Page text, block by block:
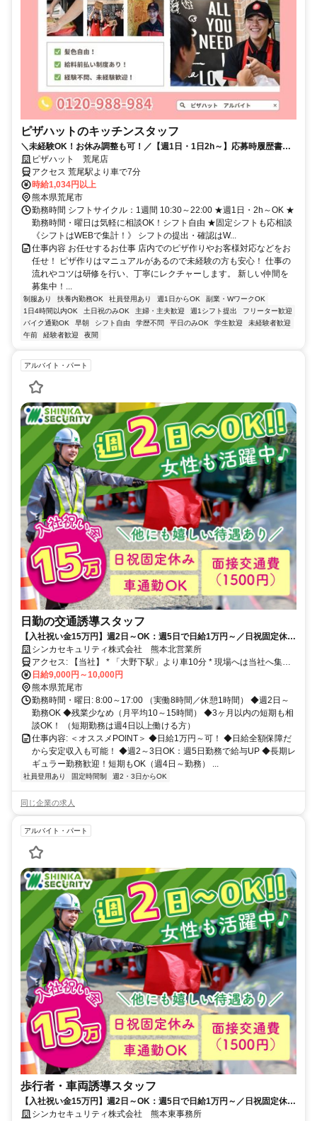
ピザハットのキッチンスタッフ
＼未経験OK！お休み調整も可！／【週1日・1日2h～】応募時履歴書不
要！ピザハット 荒尾店
アクセス 荒尾駅より車で7分
時給1,034円以上
熊本県荒尾市
勤務時間 シフトサイクル：1週間 10:30～22:00 ★週1日・2h～OK ★
勤務時間・曜日は気軽に相談OK！シフト自由 ★固定シフトも応相談
《シフトはWEBで集計！》 シフトの提出・確認はW...
仕事内容 お任せするお仕事 店内でのピザ作りやお客様対応などをお
任せ！ ピザ作りはマニュアルがあるので未経験の方も安心！ 仕事の
流れやコツは研修を行い、丁寧にレクチャーします。 新しい仲間を
募集中！...
制服あり 扶養内勤務OK 社員登用あり 週1日からOK
副業・WワークOK
1日4時間以内OK
土日祝のみOK 主婦・主夫歓迎 週1シフト提出
フリーター歓迎
バイク通勤OK
早朝 シフト自由 学歴不問 平日のみOK 学生歓迎
未経験者歓迎
午前
経験者歓迎 夜間
アルバイト・パート
日勤の交通誘導スタッフ
【入社祝い金15万円】週2日～OK：週5日で日給1万円～／日祝固定休み
／未経験OK／WワークOK／日給全額保障／健康サポートあり
シンカセキュリティ株式会社 熊本北営業所
アクセス: 【当社】 * 「大野下駅」より車10分 * 現場へは当社へ集合
後、社用車で移動します。
日給9,000円～10,000円
熊本県荒尾市
勤務時間・曜日: 8:00～17:00 （実働8時間／休憩1時間） ◆週2日～
勤務OK ◆残業少なめ（月平均10～15時間） ◆3ヶ月以内の短期も相
談OK！ （短期勤務は週4日以上働ける方）
仕事内容: ＜オススメPOINT＞ ◆日給1万円～可！ ◆日給全額保障だ
から安定収入も可能！ ◆週2～3日OK：週5日勤務で給与UP ◆長期レ
ギュラー勤務歓迎！短期もOK（週4日～勤務） ...
社員登用あり 固定時間制 週2・3日からOK
同じ企業の求人
アルバイト・パート
歩行者・車両誘導スタッフ
【入社祝い金15万円】週2日～OK：週5日で日給1万円～／日祝固定休み
／未経験OK／WワークOK／日給全額保障／健康サポートあり
シンカセキュリティ株式会社 熊本東事務所